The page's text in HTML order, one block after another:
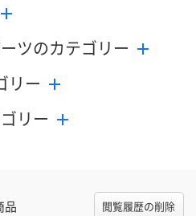
ツのカテゴリー
リー
リー
品 閲覧履歴の削除